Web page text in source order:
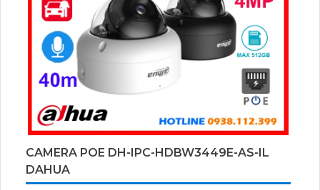
CAMERA POE DH-IPC-HDBW3449E-AS-IL
DAHUA